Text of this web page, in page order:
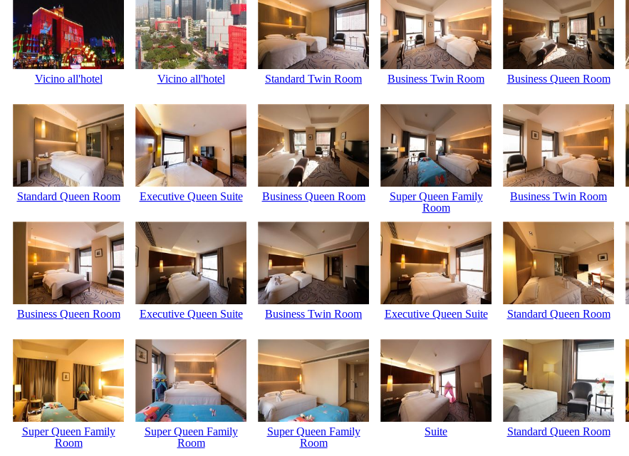
Vicino all'hotel Vicino all'hotel Standard Twin Room Business Twin Room Business Queen Room
Standard Queen Room Executive Queen Suite Business Queen Room
Super Queen Family
Room
Business Twin Room
Business Queen Room Executive Queen Suite Business Twin Room Executive Queen Suite Standard Queen Room
Super Queen Family
Room
Super Queen Family
Room
Super Queen Family
Room
Suite Standard Queen Room